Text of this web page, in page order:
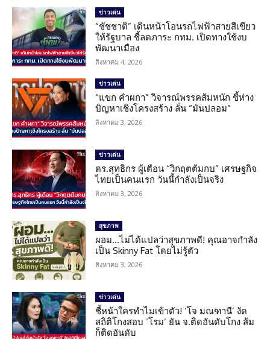
ข่าวเด่น
“ชัชชาติ” เดินหน้าโอนรถไฟฟ้าสายสีเขียว
ให้รัฐบาล ชี้ลดภาระ กทม. เปิดทางใช้งบ
พัฒนาเมือง
สิงหาคม 4, 2026
ข่าวเด่น
“แขก คำผกา” วิจารณ์พรรคส้มหนัก ชี้ห่าง
ปัญหาเชิงโครงสร้าง ลั่น “มันปลอม”
สิงหาคม 3, 2026
ข่าวเด่น
ดร.สุทธิกร ผู้เตือน “วิกฤตต้มกบ” เศรษฐกิจ
ไทยเป็นคนแรก วันนี้กำลังเป็นจริง
สิงหาคม 3, 2026
สุขภาพ
ผอม…ไม่ได้แปลว่าสุขภาพดี! คุณอาจกำลัง
เป็น Skinny Fat โดยไม่รู้ตัว
สิงหาคม 3, 2026
ข่าวเด่น
ชี้หน้าใครทำไมเข้าตัว! ‘โจ มณฑานี’ งัด
สถิติโกงสอบ ‘โรม’ ยัน จ.ติดอันดับโกง ส้ม
ก็ติดอันดับ